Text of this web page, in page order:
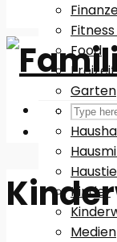
Food
Freizeit
Garten
Kinder
Medien